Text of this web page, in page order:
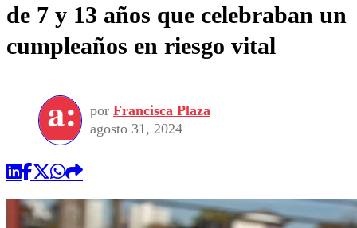
de 7 y 13 años que celebraban un
cumpleaños en riesgo vital
por Francisca Plaza
agosto 31, 2024